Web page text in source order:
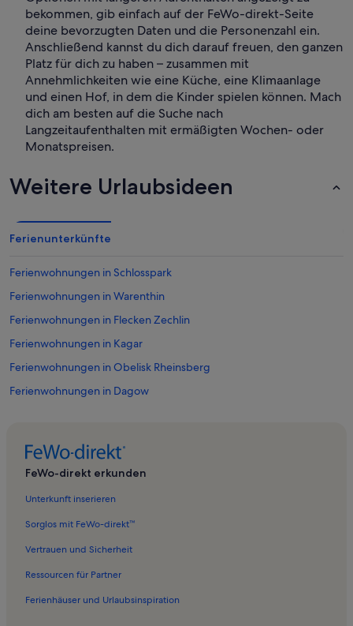
bekommen, gib einfach auf der FeWo-direkt-Seite
deine bevorzugten Daten und die Personenzahl ein.
Anschließend kannst du dich darauf freuen, den ganzen
Platz für dich zu haben – zusammen mit
Annehmlichkeiten wie eine Küche, eine Klimaanlage
und einen Hof, in dem die Kinder spielen können. Mach
dich am besten auf die Suche nach
Langzeitaufenthalten mit ermäßigten Wochen- oder
Monatspreisen.
Weitere Urlaubsideen
Ferienunterkünfte
Ferienwohnungen in Schlosspark
Ferienwohnungen in Warenthin
Ferienwohnungen in Flecken Zechlin
Ferienwohnungen in Kagar
Ferienwohnungen in Obelisk Rheinsberg
Ferienwohnungen in Dagow
Ferienwohnungen in Großzerlang
Ferienwohnungen in Adamswalde
Ferienwohnungen in Stechlin
Ferienwohnungen in Laurentiuskirche Rheinsberg
Ferienwohnungen in Kleinzerlang
FeWo-direkt erkunden
Unterkunft inserieren
Sorglos mit FeWo-direkt™
Vertrauen und Sicherheit
Ressourcen für Partner
Ferienhäuser und Urlaubsinspiration